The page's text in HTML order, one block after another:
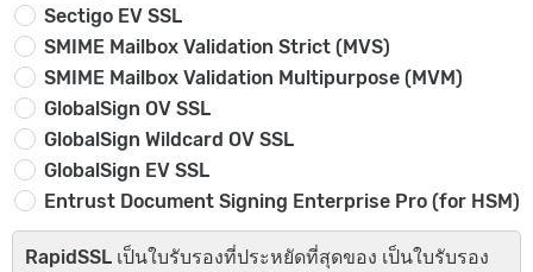
Sectigo EV SSL
SMIME Mailbox Validation Strict (MVS)
SMIME Mailbox Validation Multipurpose (MVM)
GlobalSign OV SSL
GlobalSign Wildcard OV SSL
GlobalSign EV SSL
Entrust Document Signing Enterprise Pro (for HSM)
RapidSSL เป็นใบรับรองที่ประหยัดที่สุดของ เป็นใบรับรอง